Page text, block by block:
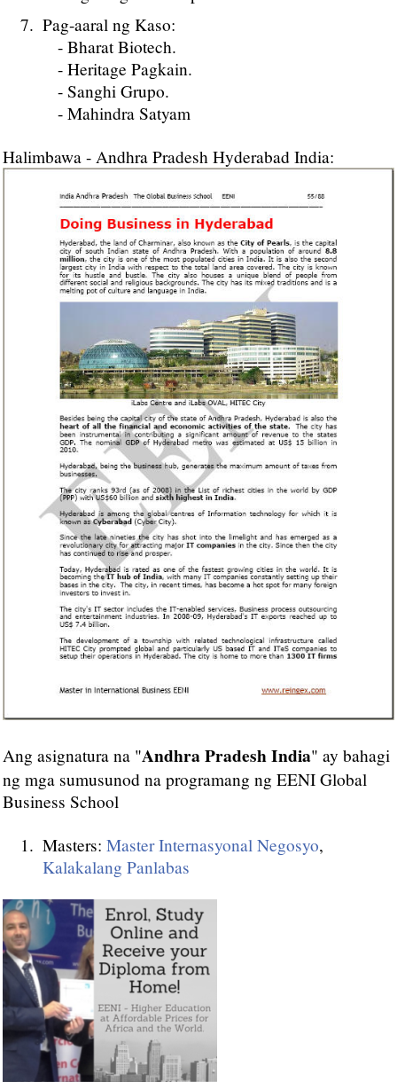
Pag-aaral ng Kaso:
- Bharat Biotech.
- Heritage Pagkain.
- Sanghi Grupo.
- Mahindra Satyam
Halimbawa - Andhra Pradesh Hyderabad India:
Ang asignatura na "Andhra Pradesh India" ay bahagi
ng mga sumusunod na programang ng EENI Global
Business School
Masters: Master Internasyonal Negosyo,
Kalakalang Panlabas